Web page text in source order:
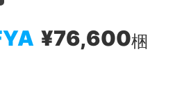
¥76,600梱